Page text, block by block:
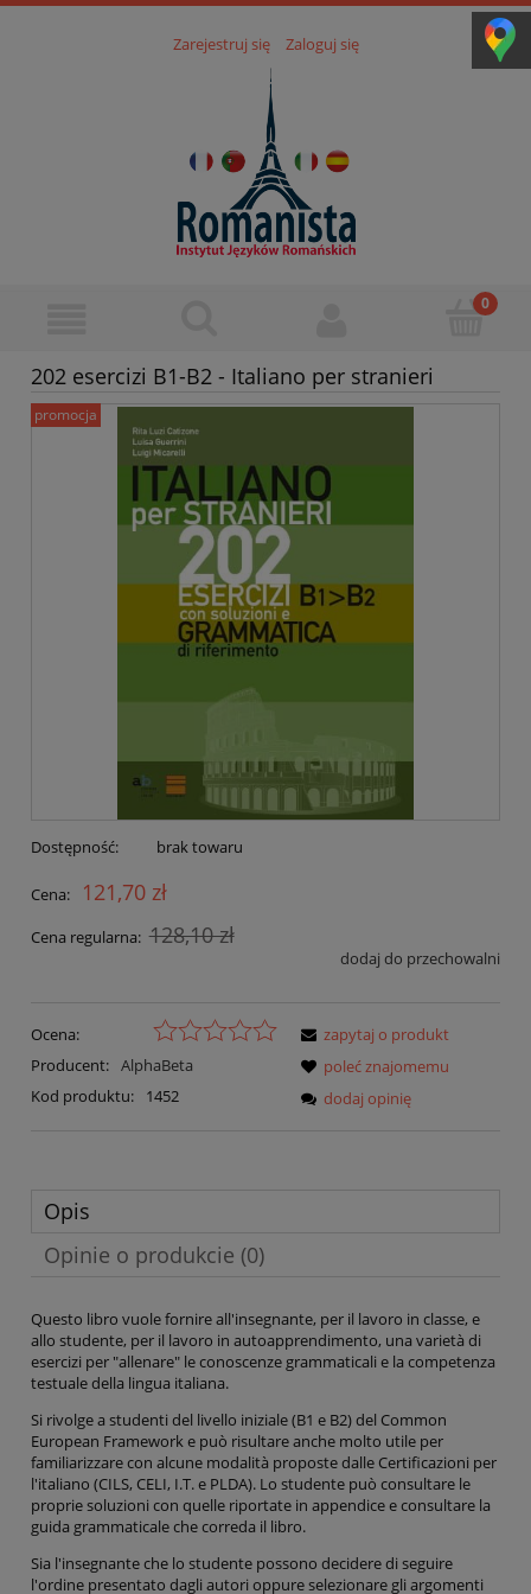
Zarejestruj się Zaloguj się
202 esercizi B1-B2 - Italiano per stranieri
promocja
Dostępność: brak towaru
Cena: 121,70 zł
Cena regularna: 128,10 zł
dodaj do przechowalni
Ocena:
Producent: AlphaBeta
Kod produktu:
1452
zapytaj o produkt
poleć znajomemu
dodaj opinię
Opis
Opinie o produkcie (0)
Questo libro vuole fornire all'insegnante, per il lavoro in classe, e
allo studente, per il lavoro in autoapprendimento, una varietà di
esercizi per "allenare" le conoscenze grammaticali e la competenza
testuale della lingua italiana.
Si rivolge a studenti del livello iniziale (B1 e B2) del Common
European Framework e può risultare anche molto utile per
familiarizzare con alcune modalità proposte dalle Certificazioni per
l'italiano (CILS, CELI, I.T. e PLDA). Lo studente può consultare le
proprie soluzioni con quelle riportate in appendice e consultare la
guida grammaticale che correda il libro.
Sia l'insegnante che lo studente possono decidere di seguire
l'ordine presentato dagli autori oppure selezionare gli argomenti